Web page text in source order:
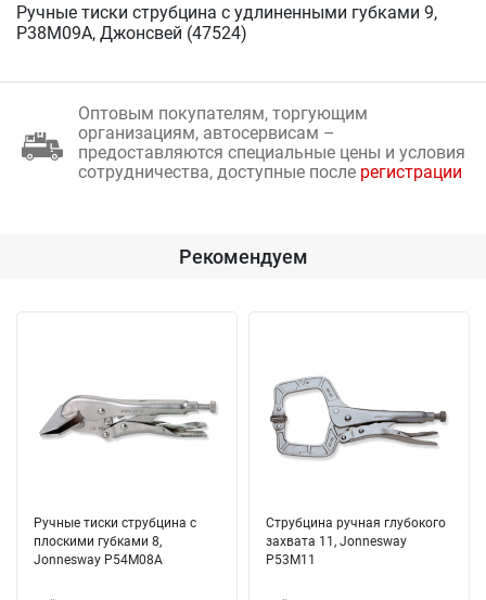
Ручные тиски струбцина с удлиненными губками 9,
P38M09A, Джонсвей (47524)
Оптовым покупателям, торгующим
организациям, автосервисам –
предоставляются специальные цены и условия
сотрудничества, доступные после регистрации
Рекомендуем
Ручные тиски струбцина с
плоскими губками 8,
Jonnesway P54M08A
Струбцина ручная глубокого
захвата 11, Jonnesway
P53M11